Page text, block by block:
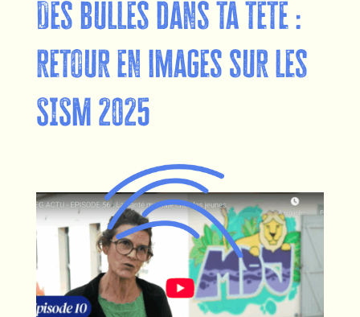
Des bulles dans ta tête :
retour en images sur les
SISM 2025